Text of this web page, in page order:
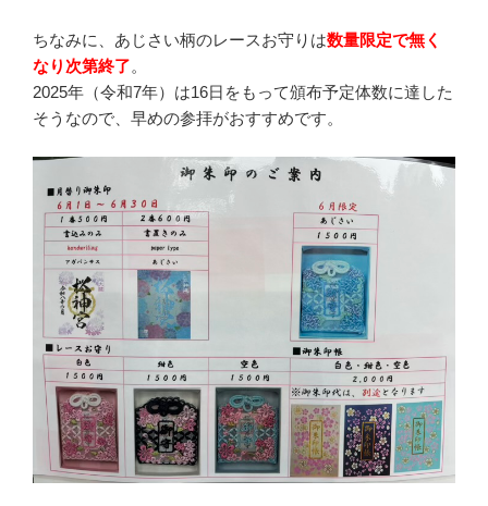
ちなみに、あじさい柄のレースお守りは数量限定で無く
なり次第終了。
2025年（令和7年）は16日をもって頒布予定体数に達した
そうなので、早めの参拝がおすすめです。